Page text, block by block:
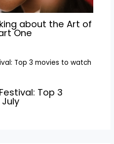
about the Art of
One
Top 3